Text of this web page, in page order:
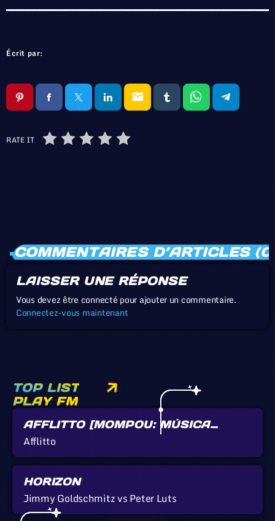
Écrit par:
email
RATE IT
COMMENTAIRES D’ARTICLES
LAISSER UNE RÉPONSE
Vous devez être connecté pour ajouter un commentaire.
Connectez-vous maintenant
TOP LIST
PLAY FM
AFFLITTO [MOMPOU: MÚSICA
CALLADA]
Afflitto
HORIZON
Jimmy Goldschmitz vs Peter Luts